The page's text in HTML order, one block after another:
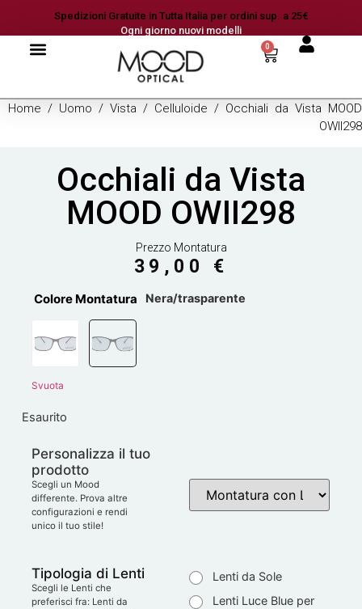
Spedizioni Gratuite in Tutta Italia per ordini sup. a 25€
Ogni giorno nuovi modelli
0
Home / Uomo / Vista / Celluloide / Occhiali da Vista MOOD
OWII298
Occhiali da Vista
MOOD OWII298
Prezzo Montatura
39,00 €
Colore Montatura Nera/trasparente
Svuota
Esaurito
Personalizza il tuo
prodotto
Scegli un Mood
differente. Prova altre
configurazioni e rendi
unico il tuo stile!
Tipologia di Lenti
Scegli le Lenti che
preferisci fra: Lenti da
Lenti da Sole
Lenti Luce Blue per